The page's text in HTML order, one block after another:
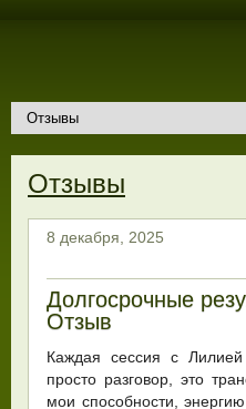
Отзывы
8 декабря, 2025
Долгосрочные
Отзыв
Каждая сессия с
просто разговор, это
мои способности,